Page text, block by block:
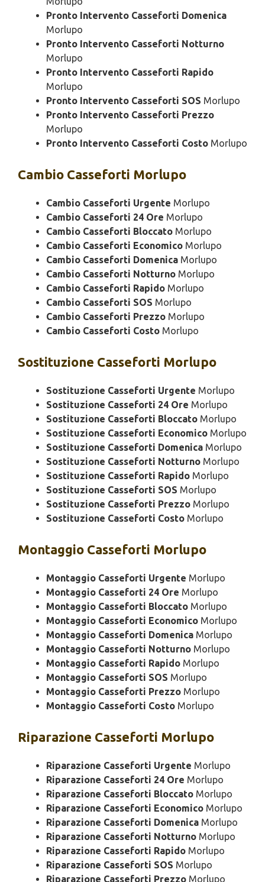
Pronto Intervento Casseforti Domenica
Morlupo
Pronto Intervento Casseforti Notturno
Morlupo
Pronto Intervento Casseforti Rapido
Morlupo
Pronto Intervento Casseforti SOS Morlupo
Pronto Intervento Casseforti Prezzo
Morlupo
Pronto Intervento Casseforti Costo Morlupo
Cambio Casseforti Morlupo
Cambio Casseforti Urgente Morlupo
Cambio Casseforti 24 Ore Morlupo
Cambio Casseforti Bloccato Morlupo
Cambio Casseforti Economico Morlupo
Cambio Casseforti Domenica Morlupo
Cambio Casseforti Notturno Morlupo
Cambio Casseforti Rapido Morlupo
Cambio Casseforti SOS Morlupo
Cambio Casseforti Prezzo Morlupo
Cambio Casseforti Costo Morlupo
Sostituzione Casseforti Morlupo
Sostituzione Casseforti Urgente Morlupo
Sostituzione Casseforti 24 Ore Morlupo
Sostituzione Casseforti Bloccato Morlupo
Sostituzione Casseforti Economico Morlupo
Sostituzione Casseforti Domenica Morlupo
Sostituzione Casseforti Notturno Morlupo
Sostituzione Casseforti Rapido Morlupo
Sostituzione Casseforti SOS Morlupo
Sostituzione Casseforti Prezzo Morlupo
Sostituzione Casseforti Costo Morlupo
Montaggio Casseforti Morlupo
Montaggio Casseforti Urgente Morlupo
Montaggio Casseforti 24 Ore Morlupo
Montaggio Casseforti Bloccato Morlupo
Montaggio Casseforti Economico Morlupo
Montaggio Casseforti Domenica Morlupo
Montaggio Casseforti Notturno Morlupo
Montaggio Casseforti Rapido Morlupo
Montaggio Casseforti SOS Morlupo
Montaggio Casseforti Prezzo Morlupo
Montaggio Casseforti Costo Morlupo
Riparazione Casseforti Morlupo
Riparazione Casseforti Urgente Morlupo
Riparazione Casseforti 24 Ore Morlupo
Riparazione Casseforti Bloccato Morlupo
Riparazione Casseforti Economico Morlupo
Riparazione Casseforti Domenica Morlupo
Riparazione Casseforti Notturno Morlupo
Riparazione Casseforti Rapido Morlupo
Riparazione Casseforti SOS Morlupo
Riparazione Casseforti Prezzo Morlupo